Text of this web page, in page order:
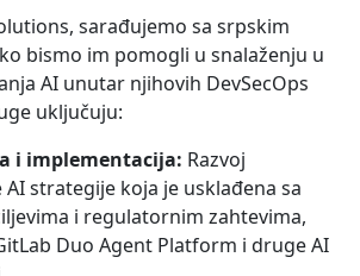
sarađujemo sa srpskim
bismo im pomogli u snalaženju u
AI unutar njihovih DevSecOps
uključuju:
i implementacija: Razvoj
strategije koja je usklađena sa
i regulatornim zahtevima,
Duo Agent Platform i druge AI